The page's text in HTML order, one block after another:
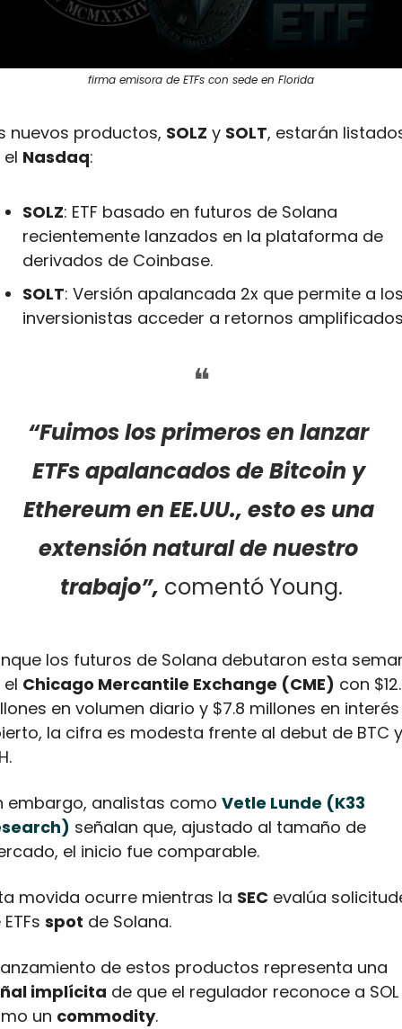
firma emisora de ETFs con sede en Florida
nuevos productos, SOLZ y SOLT, estarán
Nasdaq:
SOLZ: ETF basado en futuros de Solana
recientemente lanzados en la plataforma de
derivados de Coinbase.
SOLT: Versión apalancada 2x que permite a
inversionistas acceder a retornos
❝
“Fuimos los primeros en lanzar
ETFs apalancados de Bitcoin y
Ethereum en EE.UU., esto es una
extensión natural de nuestro
trabajo”, comentó Young.
los futuros de Solana debutaron esta
Chicago Mercantile Exchange (CME) con
en volumen diario y $7.8 millones en interés
la cifra es modesta frente al debut de BTC y
embargo, analistas como Vetle Lunde (K33
señalan que, ajustado al tamaño de
el inicio fue comparable.
movida ocurre mientras la SEC evalúa
spot de Solana.
implícita de que el regulador reconoce a SOL
un commodity.